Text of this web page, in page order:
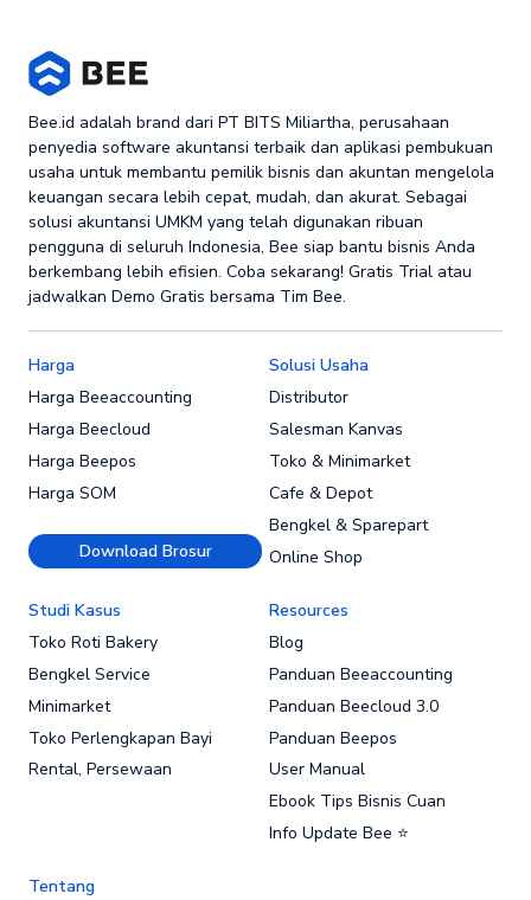
Bee.id adalah brand dari PT BITS Miliartha, perusahaan
penyedia software akuntansi terbaik dan aplikasi pembukuan
usaha untuk membantu pemilik bisnis dan akuntan mengelola
keuangan secara lebih cepat, mudah, dan akurat. Sebagai
solusi akuntansi UMKM yang telah digunakan ribuan
pengguna di seluruh Indonesia, Bee siap bantu bisnis Anda
berkembang lebih efisien. Coba sekarang! Gratis Trial atau
jadwalkan Demo Gratis bersama Tim Bee.
Harga
Harga Beeaccounting
Harga Beecloud
Harga Beepos
Harga SOM
Download Brosur
Solusi Usaha
Distributor
Salesman Kanvas
Toko & Minimarket
Cafe & Depot
Bengkel & Sparepart
Online Shop
Studi Kasus
Toko Roti Bakery
Bengkel Service
Minimarket
Toko Perlengkapan Bayi
Rental, Persewaan
Resources
Blog
Panduan Beeaccounting
Panduan Beecloud 3.0
Panduan Beepos
User Manual
Ebook Tips Bisnis Cuan
Info Update Bee ⭐
Tentang